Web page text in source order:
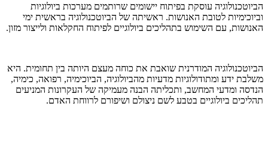
הביוטכנולוגיה עוסקת בפיתוח יישומים שרותמים מערכות ביולוגיות
וביוכימיות לטובת האנושות. ראשיתה של הביוטכנולוגיה בראשית ימי
האנושות, עם השימוש בתהליכים ביולוגיים לפיתוח החקלאות ולייצור מזון.
הביוטכנולוגיה המודרנית שואבת את כוחה מעצם היותה בין תחומית. היא
משלבת ידע ומתודולוגיות מדעיות מהביולוגיה, הביוכימיה, רפואה, כימיה,
הנדסה ומדעי המחשב, ותכליתה הבנה מעמיקה של העקרונות המניעים
תהליכים ביולוגיים בטבע לשם ניצולם ושיפורם לרווחת האדם.